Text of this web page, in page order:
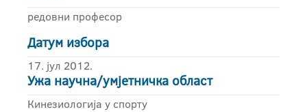
редовни професор
Датум избора
17. јул 2012.
Ужа научна/умјетничка област
Кинезиологија у спорту